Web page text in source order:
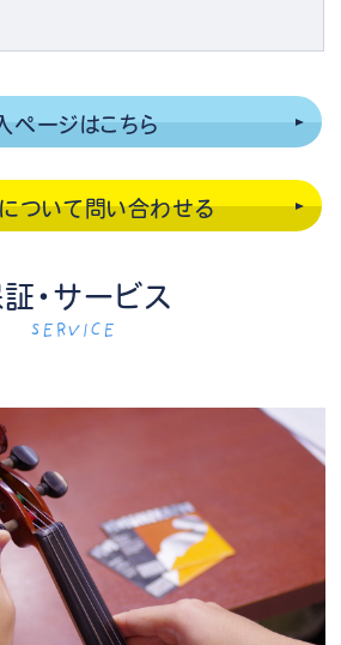
ページはこちら
ついて問い合わせる
・サービス
SERVICE